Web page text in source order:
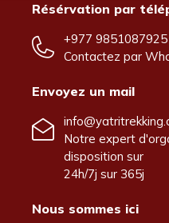
Résérvation par
+977 9851087925
Contactez par
Envoyez un mail
Notre expert
disposition sur
24h/7j sur 365j
Nous sommes ici